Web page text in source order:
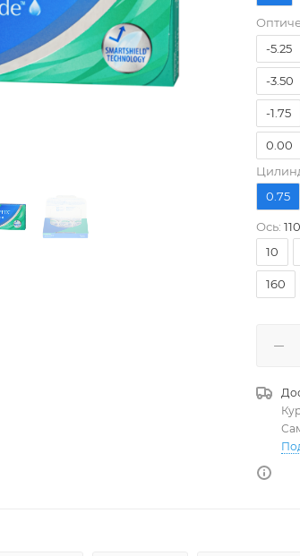
-5.25
-3.50
-1.75
0.00
+1.75
+3.50
0.75
Ось: 110
10
160